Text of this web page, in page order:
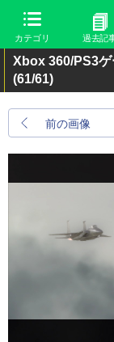
カテゴリ 過去記
Xbox 360/PS3ゲ
(61/61)
前の画像